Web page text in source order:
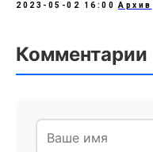
2023-05-02 16:00 Архив
Комментарии